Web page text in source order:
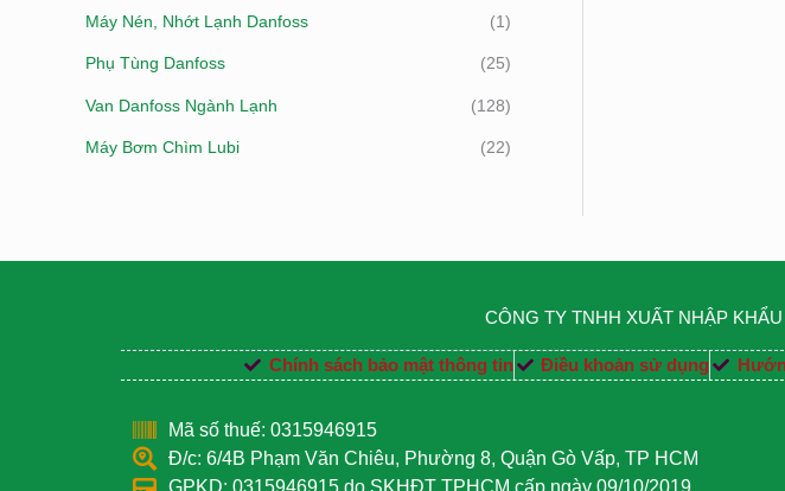
Máy Nén, Nhớt Lạnh Danfoss (1)
Phụ Tùng Danfoss (25)
Van Danfoss Ngành Lạnh (128)
Máy Bơm Chìm Lubi (22)
CÔNG TY TNHH XUẤT NHẬP
Chính sách bảo mật thông tin Điều khoản sử dụng
Mã số thuế: 0315946915
Đ/c: 6/4B Phạm Văn Chiêu, Phường 8, Quận Gò Vấp, TP HCM
GPKD: 0315946915 do SKHĐT TPHCM cấp ngày 09/10/2019